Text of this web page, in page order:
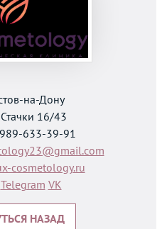
на-Дону
16/43
633-39-91
cosmetology.ru
Telegram VK
НАЗАД